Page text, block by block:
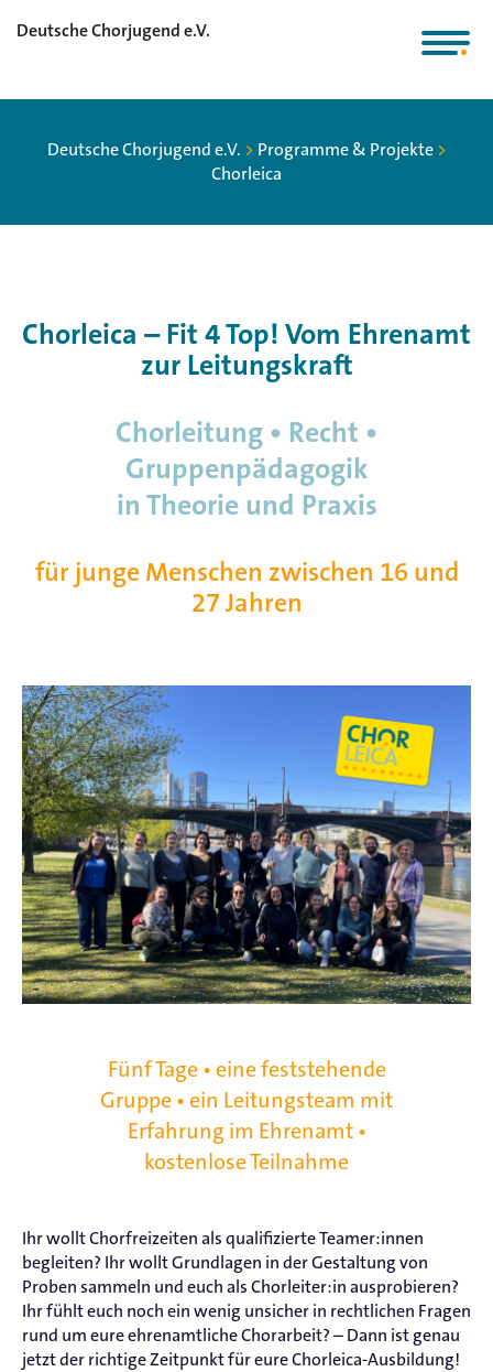
Deutsche Chorjugend e.V.
Deutsche Chorjugend e.V. > Programme & Projekte>
Chorleica
Chorleica – Fit 4 Top! Vom Ehrenamt
zur Leitungskraft
Chorleitung • Recht •
Gruppenpädagogik
in Theorie und Praxis
für junge Menschen zwischen 16 und
27 Jahren
Fünf Tage • eine feststehende
Gruppe • ein Leitungsteam mit
Erfahrung im Ehrenamt •
kostenlose Teilnahme
Ihr wollt Chorfreizeiten als qualifizierte Teamer:innen
begleiten? Ihr wollt Grundlagen in der Gestaltung von
Proben sammeln und euch als Chorleiter:in ausprobieren?
Ihr fühlt euch noch ein wenig unsicher in rechtlichen Fragen
rund um eure ehrenamtliche Chorarbeit? – Dann ist genau
jetzt der richtige Zeitpunkt für eure Chorleica-Ausbildung!